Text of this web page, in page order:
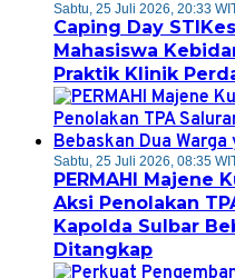
Sabtu, 25 Juli 2026, 20:33
Caping Day
Mahasiswa
Praktik Klinik
Sabtu, 25 Juli 2026, 08:35
PERMAHI Majene
Aksi Penolakan
Kapolda Sulbar
Ditangkap